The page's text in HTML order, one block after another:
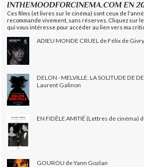
INTHEMOODFORCINEMA.COM EN
Ces films (et livres sur le cinéma) sont ceux de
recommande vivement, sans réserves. Cliquez sur
qui vous intéresse pour accéder au lien vers ma
ADIEU MONDE CRUEL de Félix de Givry
DELON - MELVILLE, LA SOLITUDE DE
Laurent Galinon
EN FIDÈLE AMITIÉ (Lettres de cinéma)
GOUROU de Yann Gozlan